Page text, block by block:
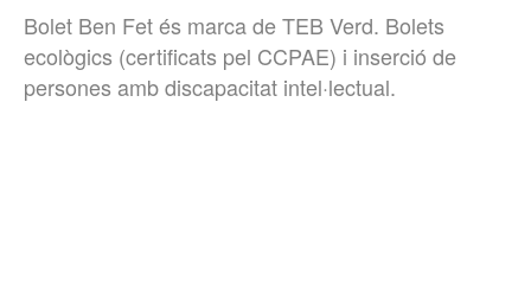
Bolet Ben Fet és marca de TEB Verd. Bolets
ecològics (certificats pel CCPAE) i inserció de
persones amb discapacitat intel·lectual.